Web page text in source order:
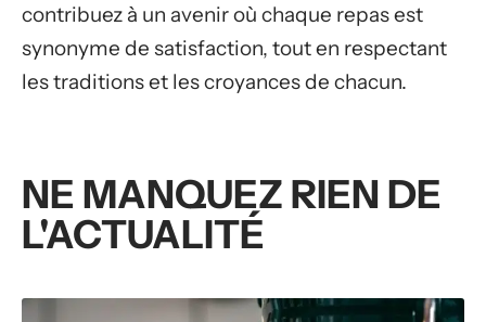
contribuez à un avenir où chaque repas est
synonyme de satisfaction, tout en respectant
les traditions et les croyances de chacun.
NE MANQUEZ RIEN DE
L'ACTUALITÉ